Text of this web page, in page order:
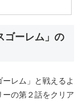
ゴーレム」の
レム」と戦えるよ
ーの第２話をクリア